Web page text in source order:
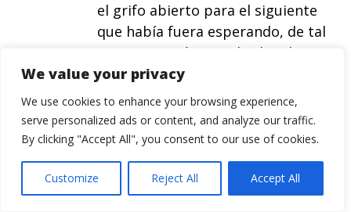
We value your privacy
We use cookies to enhance your browsing experience,
serve personalized ads or content, and analyze our traffic.
By clicking "Accept All", you consent to our use of cookies.
Customize Reject All Accept All
el grifo abierto para el siguiente
que había fuera esperando, de tal
manera que éste realizaba el
proceso en el mismo orden con el
consecuente desperdicio de agua.
El obviamente no lo hizo y se gano
alguna mirada malhumorada por
tan grave falta de respeto, similar
a no dejar el sitio en el bus a una
embarazada.